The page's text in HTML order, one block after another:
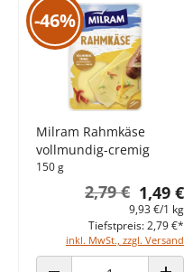
-46%
Milram Rahmkäse
vollmundig-cremig
150 g
1,49 €
2,79 €
9,93 €/1 kg
inkl. MwSt., zzgl. Versand
Tiefstpreis: 2,79 €*